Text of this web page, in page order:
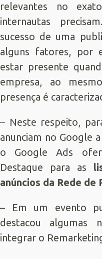
relevantes no
internautas
sucesso de uma
alguns fatores, por
estar presente
empresa, ao
presença é
– Neste respeito,
anunciam no Google
o Google Ads
Destaque para as
anúncios da Rede de
– Em um evento
destacou algumas
integrar o